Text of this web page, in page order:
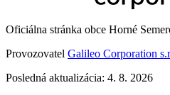
Oficiálna stránka obce Horné
Provozovatel Galileo Corporation
Posledná aktualizácia: 4. 8. 2026